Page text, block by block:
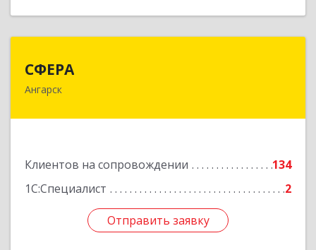
СФЕРА
Ангарск
Клиентов на сопровождении
134
1С:Специалист
2
Отправить заявку
665816, Иркутская обл, Ангарск г, 177-й кв-л,
Отправить заявку